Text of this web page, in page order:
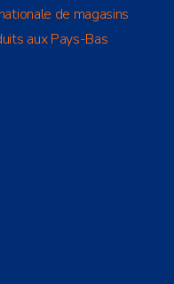
de magasins
aux Pays-Bas